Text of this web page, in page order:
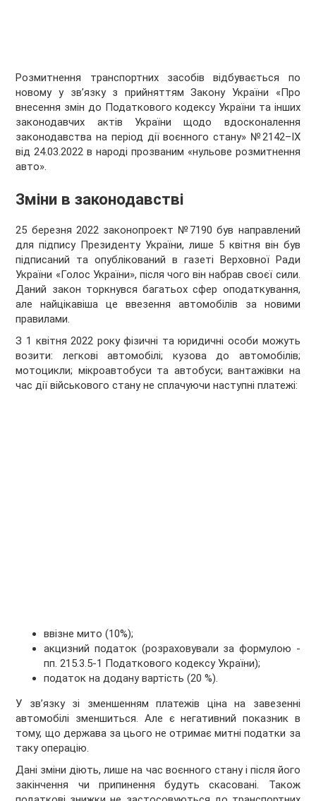
Розмитнення транспортних засобів відбувається по
новому у зв’язку з прийняттям Закону України «Про
внесення змін до Податкового кодексу України та інших
законодавчих актів України щодо вдосконалення
законодавства на період дії воєнного стану» №2142–IX
від 24.03.2022 в народі прозваним «нульове розмитнення
авто».
Зміни в законодавстві
25 березня 2022 законопроект №7190 був направлений
для підпису Президенту України, лише 5 квітня він був
підписаний та опублікований в газеті Верховної Ради
України «Голос України», після чого він набрав своєї сили.
Даний закон торкнувся багатьох сфер оподаткування,
але найцікавіша це ввезення автомобілів за новими
правилами.
З 1 квітня 2022 року фізичні та юридичні особи можуть
возити: легкові автомобілі; кузова до автомобілів;
мотоцикли; мікроавтобуси та автобуси; вантажівки на
час дії військового стану не сплачуючи наступні платежі:
ввізне мито (10%);
акцизний податок (розраховували за формулою -
пп. 215.3.5-1 Податкового кодексу України);
податок на додану вартість (20 %).
У зв’язку зі зменшенням платежів ціна на завезенні
автомобілі зменшиться. Але є негативний показник в
тому, що держава за цього не отримає митні податки за
таку операцію.
Дані зміни діють, лише на час воєнного стану і після його
закінчення чи припинення будуть скасовані. Також